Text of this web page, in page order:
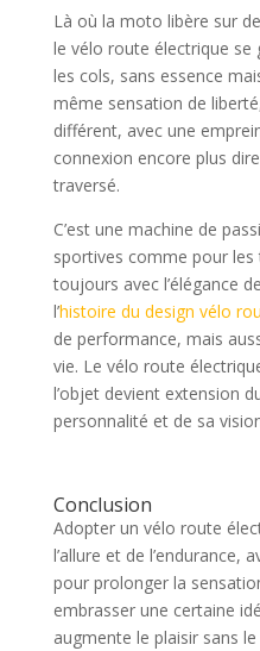
Là où la moto libère sur
le vélo route électrique se
les cols, sans essence
même sensation de
différent, avec une
connexion encore plus
traversé.
C’est une machine de
sportives comme pour
toujours avec l’élégance
l’histoire du design vélo
de performance, mais
vie. Le vélo route
l’objet devient extension
personnalité et de sa
Conclusion
Adopter un vélo route
l’allure et de l’endurance,
pour prolonger la
embrasser une certaine
augmente le plaisir sans